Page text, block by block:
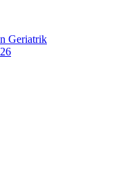
Geriatrik